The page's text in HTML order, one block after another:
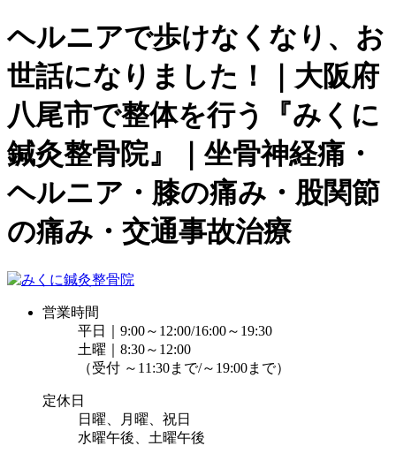
ヘルニアで歩けなくなり、お
世話になりました！｜大阪府
八尾市で整体を行う『みくに
鍼灸整骨院』｜坐骨神経痛・
ヘルニア・膝の痛み・股関節
の痛み・交通事故治療
営業時間
平日｜9:00～12:00/16:00～19:30
土曜｜8:30～12:00
（受付 ～11:30まで/～19:00まで）
定休日
日曜、月曜、祝日
水曜午後、土曜午後